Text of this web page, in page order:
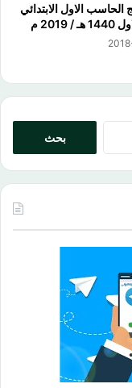
الحاسب الاول الابتدائي
م